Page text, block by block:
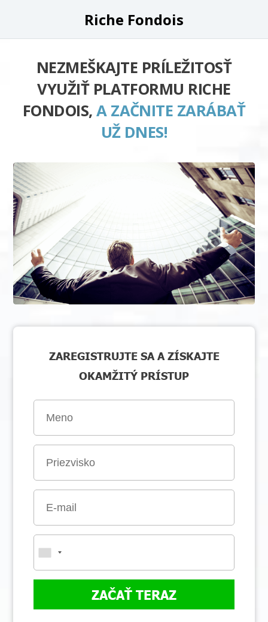
Riche Fondois
NEZMEŠKAJTE PRÍLEŽITOSŤ
VYUŽIŤ PLATFORMU RICHE
FONDOIS,A ZAČNITE ZARÁBAŤ
UŽ DNES!
ZAREGISTRUJTE SA A ZÍSKAJTE
OKAMŽITÝ PRÍSTUP
ZAČAŤ TERAZ